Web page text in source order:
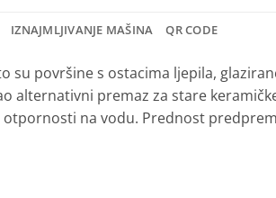
IZNAJMLJIVANJE MAŠINA QR CODE
su površine s ostacima ljepila,
alternativni premaz za stare
na vodu. Prednost